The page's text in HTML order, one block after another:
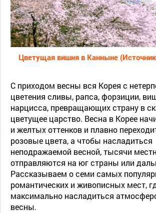
С приходом весны вся Корея с
цветения сливы, рапса, форзиции,
нарцисса, превращающих страну в
цветущее царство. Весна в Корее
и желтых оттенков и плавно
розовые цвета, а чтобы насладиться
неподражаемой весной, тысячи
отправляются на юг страны или
Рассказываем о семи самых
романтических и живописных мест,
максимально насладиться
весны.